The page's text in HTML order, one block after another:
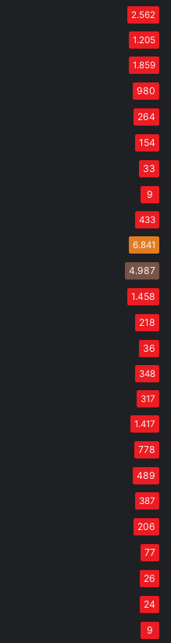
2.562
1.205
1.859
980
264
154
33
9
433
6.841
4.987
1.458
218
36
348
317
1.417
778
489
387
206
77
26
24
9